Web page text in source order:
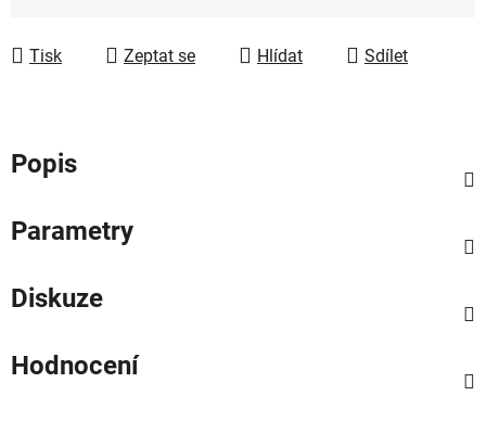
Tisk Zeptat se Hlídat Sdílet
Popis
Parametry
Diskuze
Hodnocení